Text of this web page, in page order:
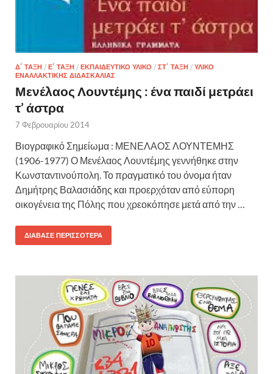
Δ΄ ΤΆΞΗ / Ε΄ ΤΆΞΗ / ΕΚΠΑΙΔΕΥΤΙΚΌ ΥΛΙΚΌ / ΣΤ΄ ΤΆΞΗ / ΥΛΙΚΌ
ΕΝΑΛΛΑΚΤΙΚΉΣ ΔΙΔΑΣΚΑΛΊΑΣ
Μενέλαος Λουντέμης : ένα παιδί μετράει
τ’ άστρα
7 Φεβρουαρίου 2014
Βιογραφικό Σημείωμα : ΜΕΝΕΛΑΟΣ ΛΟΥΝΤΕΜΗΣ
(1906-1977) Ο Μενέλαος Λουντέμης γεννήθηκε στην
Κωνσταντινούπολη. Το πραγματικό του όνομα ήταν
Δημήτρης Βαλασιάδης και προερχόταν από εύπορη
οικογένεια της Πόλης που χρεοκόπησε μετά από την …
ΔΙΆΒΑΣΕ ΠΕΡΙΣΣΌΤΕΡΑ